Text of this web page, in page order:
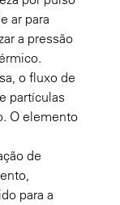
ar para
a pressão
o fluxo de
partículas
O elemento
de
para a